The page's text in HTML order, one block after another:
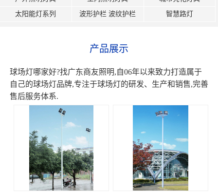
太阳能灯系列 波形护栏 波纹护栏 智慧路灯
产品展示
球场灯哪家好?找广东商友照明,自06年以来致力打造属于
自己的球场灯品牌,专注于球场灯的研发、生产和销售,完善
售后服务体系.